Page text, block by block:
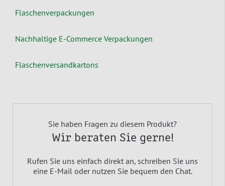
Flaschenverpackungen
Nachhaltige E-Commerce Verpackungen
Flaschenversandkartons
Sie haben Fragen zu diesem Produkt?
Wir beraten Sie gerne!
Rufen Sie uns einfach direkt an, schreiben Sie uns
eine E-Mail oder nutzen Sie bequem den Chat.